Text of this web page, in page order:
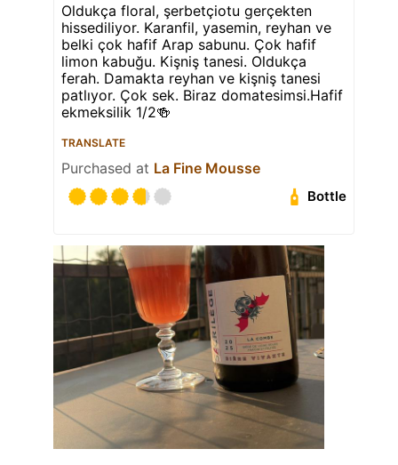
Oldukça floral, şerbetçiotu gerçekten
hissediliyor. Karanfil, yasemin, reyhan ve
belki çok hafif Arap sabunu. Çok hafif
limon kabuğu. Kişniş tanesi. Oldukça
ferah. Damakta reyhan ve kişniş tanesi
patlıyor. Çok sek. Biraz domatesimsi.Hafif
ekmeksilik 1/2🍻
TRANSLATE
Purchased at La Fine Mousse
Bottle